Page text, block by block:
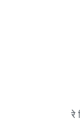
रे